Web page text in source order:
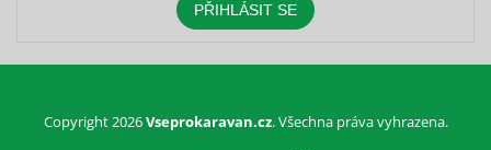
PŘIHLÁSIT SE
Copyright 2026Vseprokaravan.cz. Všechna práva vyhrazena.